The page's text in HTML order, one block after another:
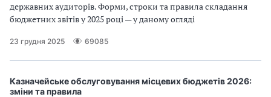
державних аудиторів. Форми, строки та правила складання
бюджетних звітів у 2025 році — у даному огляді
23 грудня 2025 69085
Казначейське обслуговування місцевих бюджетів 2026:
зміни та правила